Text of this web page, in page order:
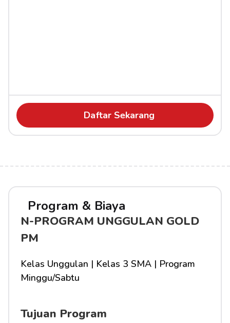
Daftar Sekarang
Program & Biaya
N-PROGRAM UNGGULAN GOLD
PM
Kelas Unggulan | Kelas 3 SMA | Program
Minggu/Sabtu
Tujuan Program